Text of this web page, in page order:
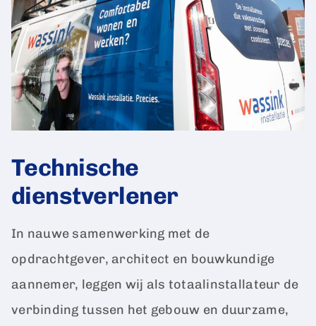
Technische
dienstverlener
In nauwe samenwerking met de
opdrachtgever, architect en bouwkundige
aannemer, leggen wij als totaalinstallateur de
verbinding tussen het gebouw en duurzame,